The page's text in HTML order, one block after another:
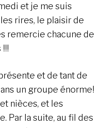
et je me suis
rires, le plaisir de
remercie chacune de
et de tant de
un groupe énorme!
nièces, et les
Par la suite, au fil des